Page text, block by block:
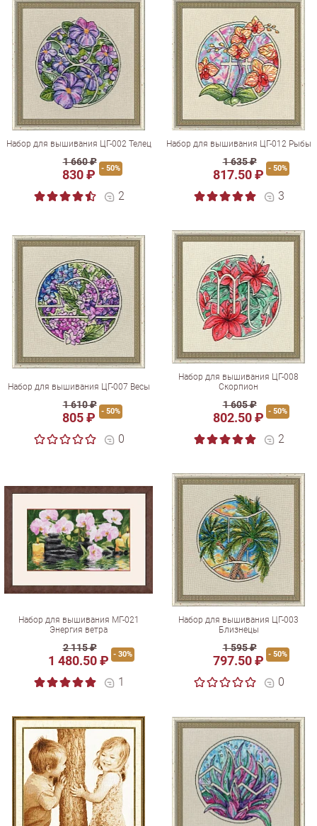
Набор для вышивания ЦГ-002 Телец
1 660 ₽
830 ₽ - 50%
2
Набор для вышивания ЦГ-012 Рыбы
1 635 ₽
817.50 ₽ - 50%
3
Набор для вышивания ЦГ-007 Весы
1 610 ₽
805 ₽ - 50%
0
Набор для вышивания ЦГ-008
Скорпион
1 605 ₽
802.50 ₽ - 50%
2
Набор для вышивания МГ-021
Энергия ветра
2 115 ₽
1 480.50 ₽ - 30%
1
Набор для вышивания ЦГ-003
Близнецы
1 595 ₽
797.50 ₽ - 50%
0